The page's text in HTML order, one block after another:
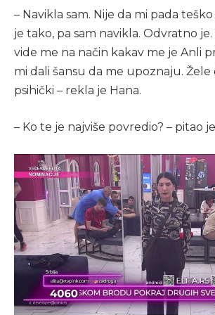
– Navikla sam. Nije da mi pada
je tako, pa sam navikla. Odvratno
vide me na način kakav me je Anli
mi dali šansu da me upoznaju.
psihički – rekla je Hana.
– Ko te je najviše povredio? – pitao